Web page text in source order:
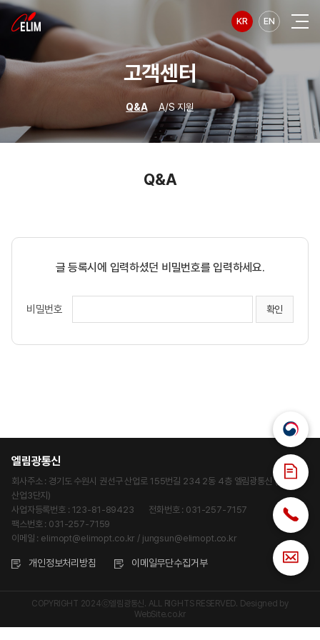
KR EN
고객센터
Q&A A/S 지원
Q&A
글 등록시에 입력하셨던 비밀번호를 입력하세요.
비밀번호
엘림광통신
회사주소 : 경기도 수원시 권선구 산업로 155번길 234 2동 4층 엘림광통신 (고색동,
산업3단지)
사업자등록번호 : 123-81-89423
전화번호 : 031-257-7157
팩스번호 : 031-257-7159
이메일 : elimopt@elimopt.co.kr / jungsun@elimopt.co.kr
개인정보처리방침 이메일무단수집거부
COPYRIGHT 2024ⓒ엘림광통신. ALL RIGHTS RESERVED. Designed by
WebSite.co.kr